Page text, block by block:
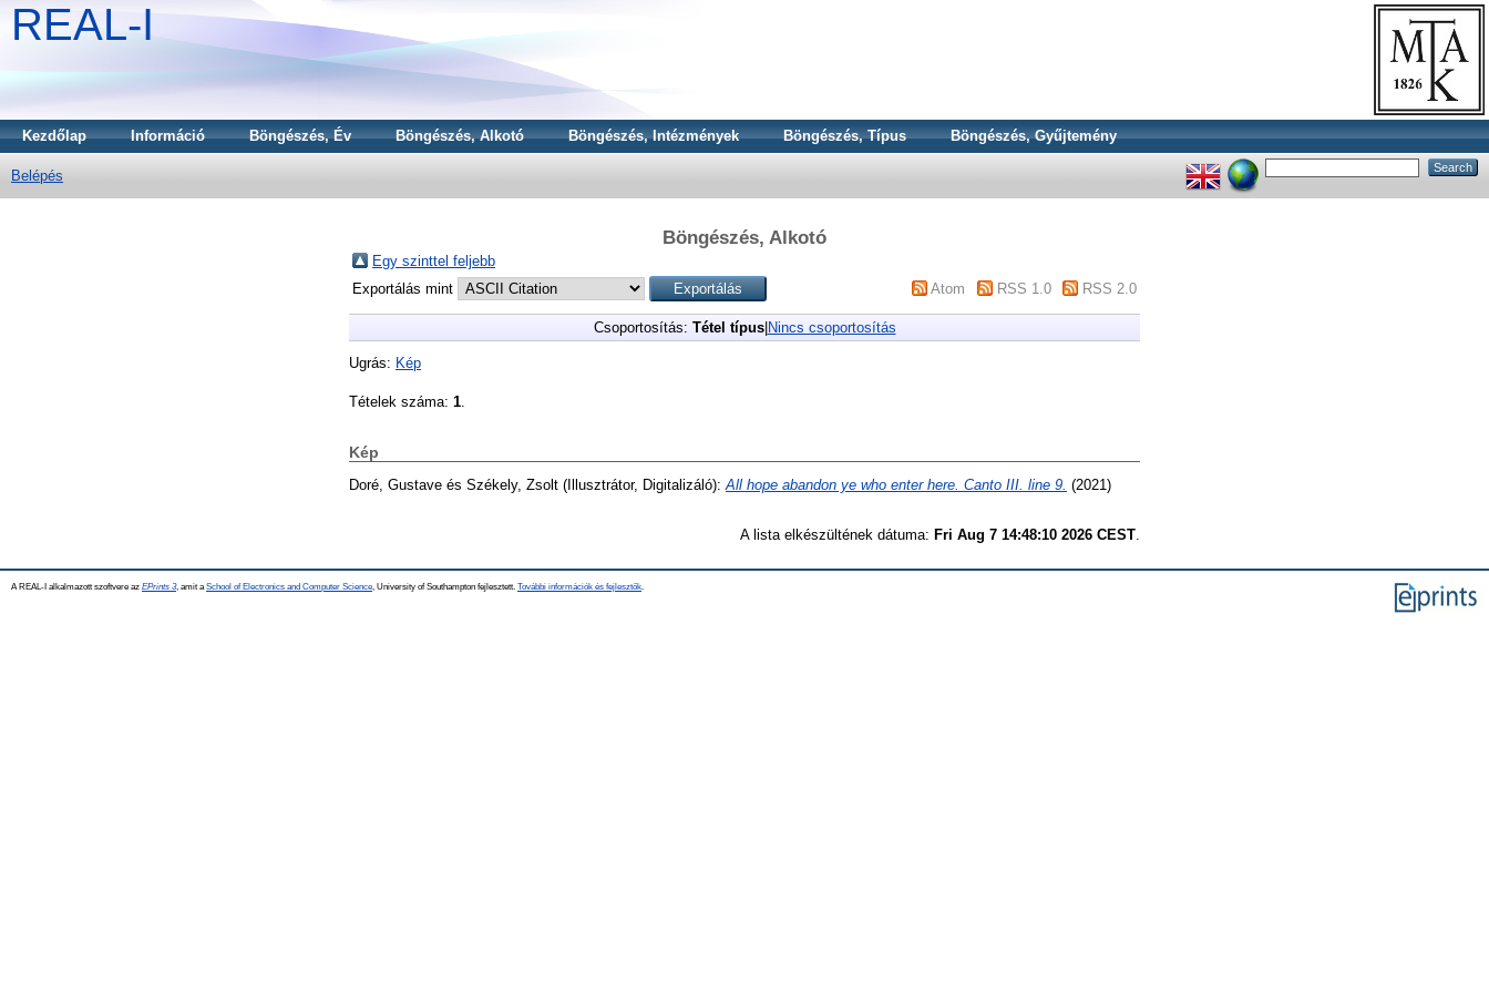
REAL-I
Kezdőlap Információ Böngészés, Év Böngészés, Alkotó Böngészés, Intézmények Böngészés, Típus Böngészés, Gyűjtemény
Belépés
Böngészés, Alkotó
Egy szinttel feljebb
Exportálás mint
Atom RSS 1.0 RSS 2.0
Csoportosítás: Tétel típus| Nincs csoportosítás
Ugrás: Kép
Tételek száma: 1
Kép
Doré, Gustave és Székely, Zsolt (Illusztrátor, Digitalizáló): All hope abandon ye who enter here. Canto III. line 9. (2021)
A lista elkészültének dátuma: Fri Aug 7 14:48:10 2026 CEST
A REAL-I alkalmazott szoftvere az EPrints 3, amit a School of Electronics and Computer Science , University of Southampton fejlesztett. További információk és fejlesztők